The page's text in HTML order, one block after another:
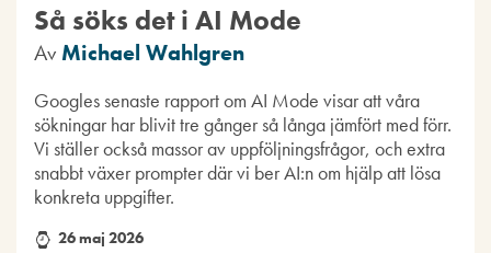
Så söks det i AI Mode
Av Michael Wahlgren
Googles senaste rapport om AI Mode visar att våra
sökningar har blivit tre gånger så långa jämfört med förr.
Vi ställer också massor av uppföljningsfrågor, och extra
snabbt växer prompter där vi ber AI:n om hjälp att lösa
konkreta uppgifter.
26 maj 2026